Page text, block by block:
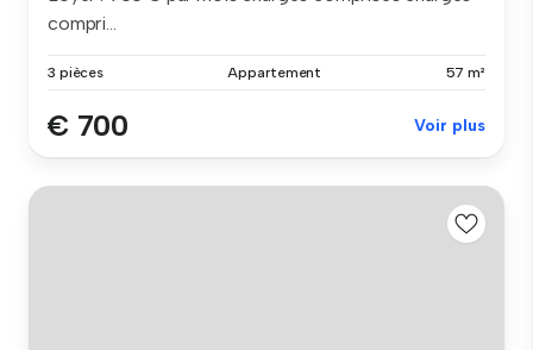
compri...
3 pièces Appartement 57 m²
€ 700 Voir plus